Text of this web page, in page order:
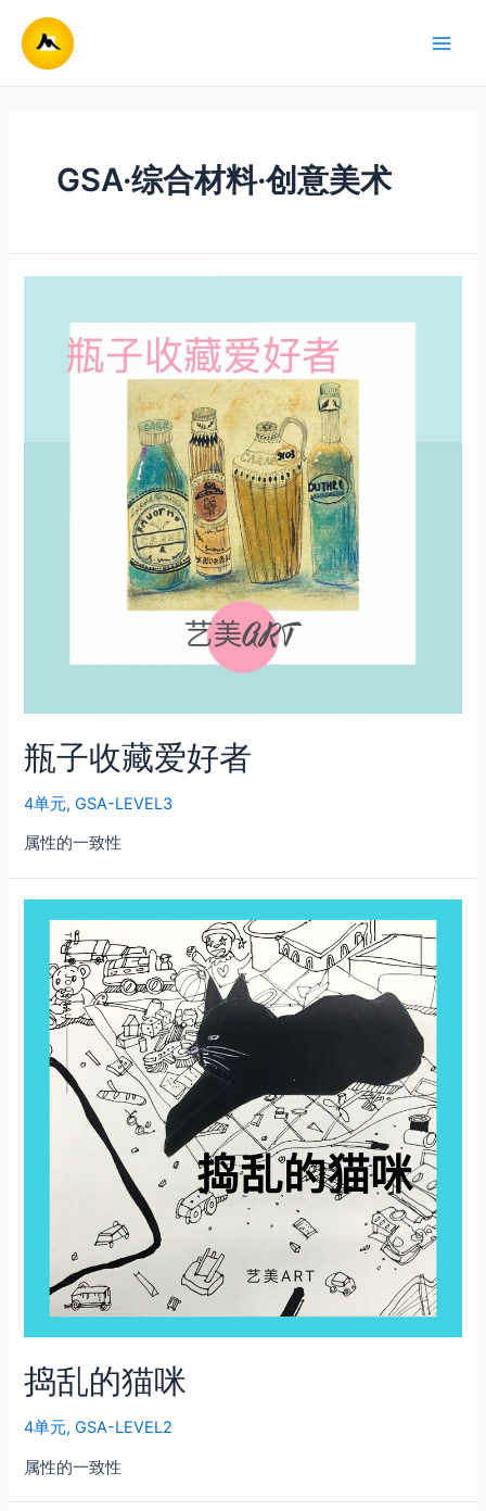
GSA·综合材料·创意美术
瓶子收藏爱好者
4单元,GSA-LEVEL3
属性的一致性
捣乱的猫咪
4单元,GSA-LEVEL2
属性的一致性